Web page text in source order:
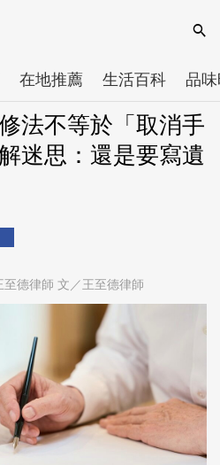
在地推薦 生活百科 品
法不等於「取消手
迷思：還是要寫遺
至德律師 文／王至德律師